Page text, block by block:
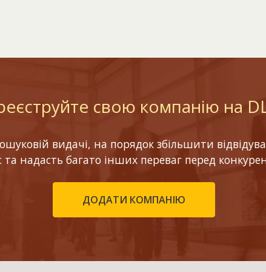
свою компанію на
видачі, на порядок збільшити
та надасть багато інших переваг перед
ДОДАТИ КОМПАНІЮ